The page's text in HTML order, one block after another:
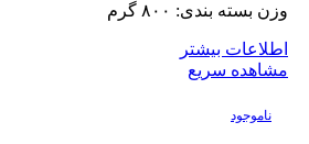
وزن بسته بندی: ۸۰۰ گرم
اطلاعات بیشتر
مشاهده سریع
ناموجود